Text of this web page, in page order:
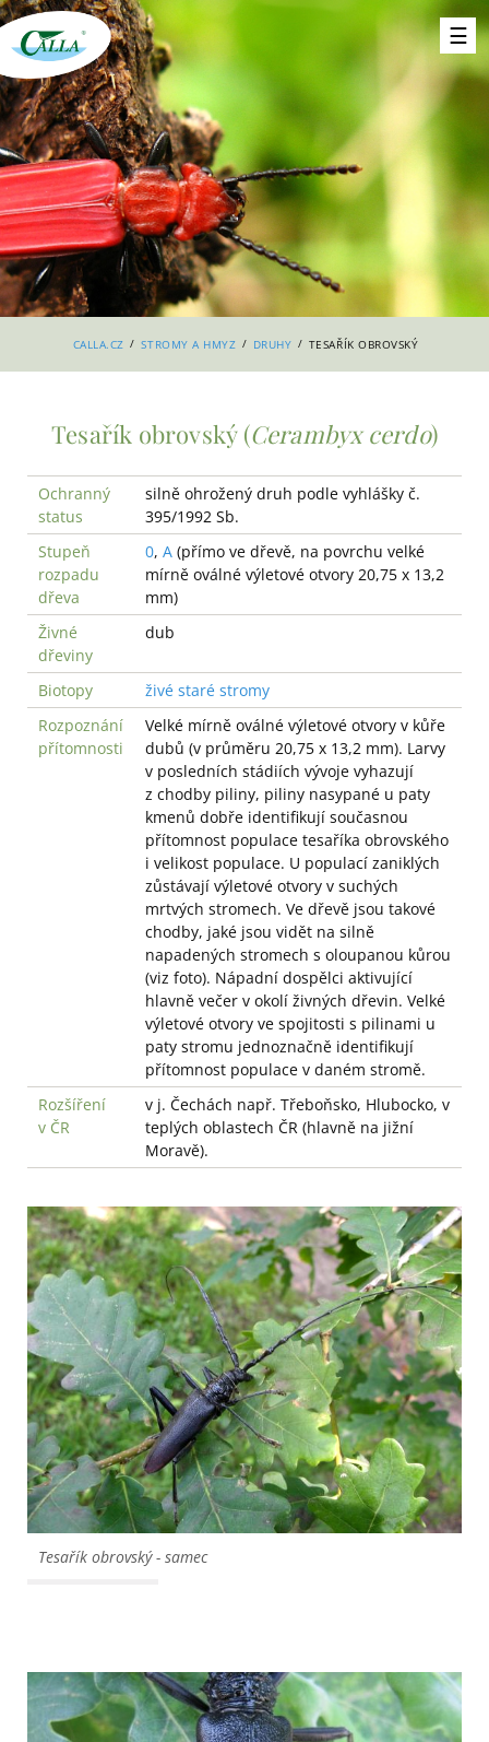
CALLA.CZ / STROMY A HMYZ / DRUHY / TESAŘÍK OBROVSKÝ
Tesařík obrovský (Cerambyx cerdo)
Ochranný
status
silně ohrožený druh podle vyhlášky č.
395/1992 Sb.
Stupeň
rozpadu
dřeva
0, A (přímo ve dřevě, na povrchu velké
mírně oválné výletové otvory 20,75 x 13,2
mm)
Živné
dřeviny
dub
Biotopy
živé staré stromy
Rozpoznání
přítomnosti
Velké mírně oválné výletové otvory v kůře
dubů (v průměru 20,75 x 13,2 mm). Larvy
v posledních stádiích vývoje vyhazují
z chodby piliny, piliny nasypané u paty
kmenů dobře identifikují současnou
přítomnost populace tesaříka obrovského
i velikost populace. U populací zaniklých
zůstávají výletové otvory v suchých
mrtvých stromech. Ve dřevě jsou takové
chodby, jaké jsou vidět na silně
napadených stromech s oloupanou kůrou
(viz foto). Nápadní dospělci aktivující
hlavně večer v okolí živných dřevin. Velké
výletové otvory ve spojitosti s pilinami u
paty stromu jednoznačně identifikují
přítomnost populace v daném stromě.
Rozšíření
v ČR
v j. Čechách např. Třeboňsko, Hlubocko, v
teplých oblastech ČR (hlavně na jižní
Moravě).
Tesařík obrovský - samec